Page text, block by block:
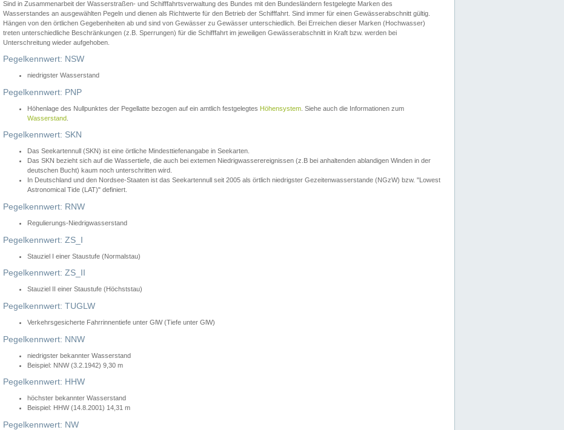
Sind in Zusammenarbeit der Wasserstraßen- und Schifffahrtsverwaltung des Bundes mit den Bundesländern festgelegte Marken des
Wasserstandes an ausgewählten Pegeln und dienen als Richtwerte für den Betrieb der Schifffahrt. Sind immer für einen Gewässerabschnitt gültig.
Hängen von den örtlichen Gegebenheiten ab und sind von Gewässer zu Gewässer unterschiedlich. Bei Erreichen dieser Marken (Hochwasser)
treten unterschiedliche Beschränkungen (z.B. Sperrungen) für die Schifffahrt im jeweiligen Gewässerabschnitt in Kraft bzw. werden bei
Unterschreitung wieder aufgehoben.
Pegelkennwert: NSW
niedrigster Wasserstand
Pegelkennwert: PNP
Höhenlage des Nullpunktes der Pegellatte bezogen auf ein amtlich festgelegtes Höhensystem . Siehe auch die Informationen zum
Wasserstand
Pegelkennwert: SKN
Das Seekartennull (SKN) ist eine örtliche Mindesttiefenangabe in Seekarten.
Das SKN bezieht sich auf die Wassertiefe, die auch bei extemen Niedrigwasserereignissen (z.B bei anhaltenden ablandigen Winden in der
deutschen Bucht) kaum noch unterschritten wird.
In Deutschland und den Nordsee-Staaten ist das Seekartennull seit 2005 als örtlich niedrigster Gezeitenwasserstande (NGzW) bzw. "Lowest
Astronomical Tide (LAT)" definiert.
Pegelkennwert: RNW
Regulierungs-Niedrigwasserstand
Pegelkennwert: ZS_I
Stauziel I einer Staustufe (Normalstau)
Pegelkennwert: ZS_II
Stauziel II einer Staustufe (Höchststau)
Pegelkennwert: TUGLW
Verkehrsgesicherte Fahrrinnentiefe unter GlW (Tiefe unter GlW)
Pegelkennwert: NNW
niedrigster bekannter Wasserstand
Beispiel: NNW (3.2.1942) 9,30 m
Pegelkennwert: HHW
höchster bekannter Wasserstand
Beispiel: HHW (14.8.2001) 14,31 m
Pegelkennwert: NW